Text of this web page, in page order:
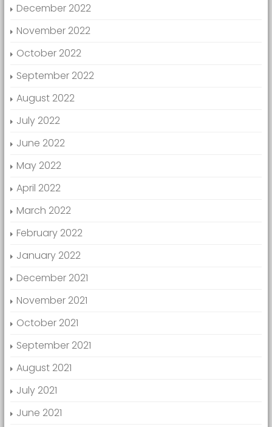
December 2022
November 2022
October 2022
September 2022
August 2022
July 2022
June 2022
May 2022
April 2022
March 2022
February 2022
January 2022
December 2021
November 2021
October 2021
September 2021
August 2021
July 2021
June 2021